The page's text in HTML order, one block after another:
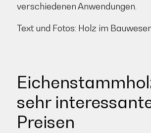
verschiedenen Anwendungen.
Text und Fotos: Holz im
sehr
Preisen